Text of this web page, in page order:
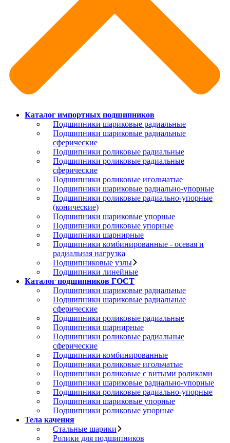
Каталог импортных подшипников
Подшипники шариковые радиальные
Подшипники шариковые радиальные
сферические
Подшипники роликовые радиальные
Подшипники роликовые радиальные
сферические
Подшипники роликовые игольчатые
Подшипники шариковые радиально-упорные
Подшипники роликовые радиально-упорные
(конические)
Подшипники шариковые упорные
Подшипники роликовые упорные
Подшипники шарнирные
Подшипники комбинированные - осевая и
радиальная нагрузка
Подшипниковые узлы
Подшипники линейные
Каталог подшипников ГОСТ
Подшипники шариковые радиальные
Подшипники шариковые радиальные
сферические
Подшипники роликовые радиальные
Подшипники шарнирные
Подшипники роликовые радиальные
сферические
Подшипники комбинированные
Подшипники роликовые игольчатые
Подшипники роликовые с витыми роликами
Подшипники шариковые радиально-упорные
Подшипники роликовые радиально-упорные
Подшипники шариковые упорные
Подшипники роликовые упорные
Тела качения
Стальные шарики
Ролики для подшипников